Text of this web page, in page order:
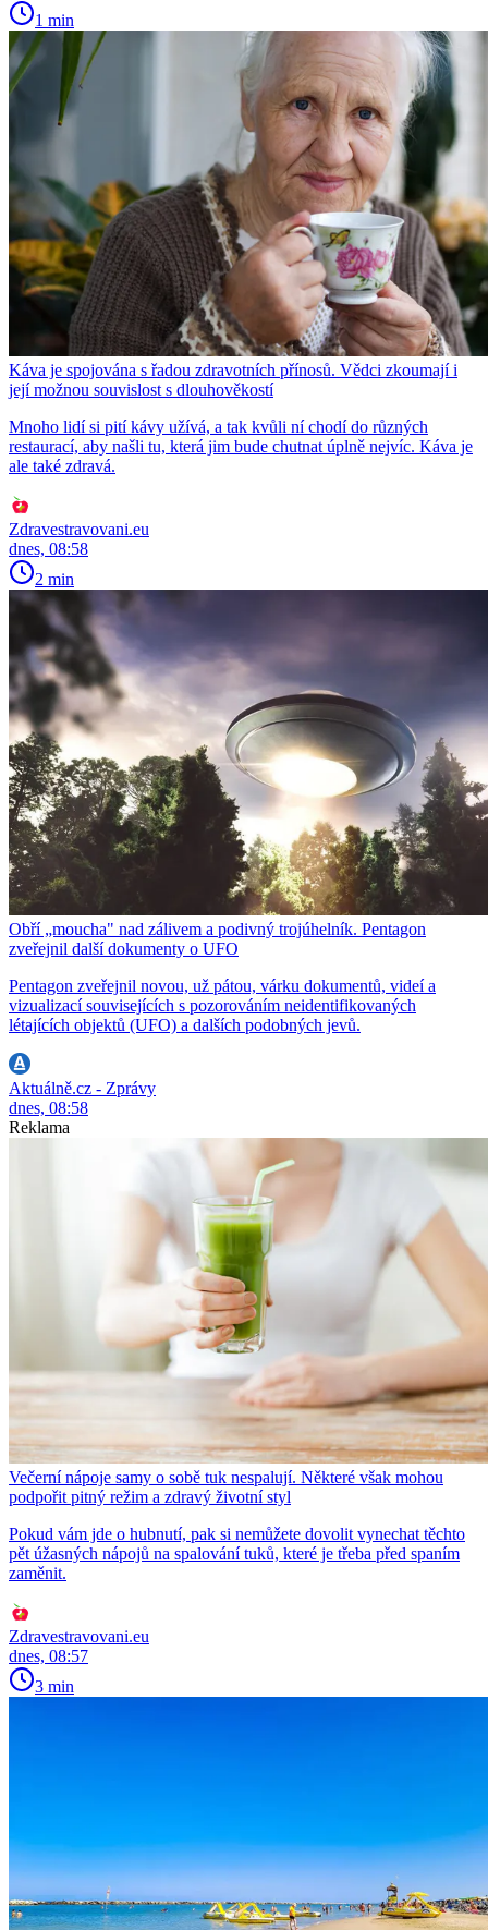
1 min
Káva je spojována s řadou zdravotních přínosů. Vědci zkoumají i
její možnou souvislost s dlouhověkostí
Mnoho lidí si pití kávy užívá, a tak kvůli ní chodí do různých
restaurací, aby našli tu, která jim bude chutnat úplně nejvíc. Káva je
ale také zdravá.
Zdravestravovani.eu
dnes, 08:58
2 min
Obří „moucha" nad zálivem a podivný trojúhelník. Pentagon
zveřejnil další dokumenty o UFO
Pentagon zveřejnil novou, už pátou, várku dokumentů, videí a
vizualizací souvisejících s pozorováním neidentifikovaných
létajících objektů (UFO) a dalších podobných jevů.
Aktuálně.cz - Zprávy
dnes, 08:58
Reklama
Večerní nápoje samy o sobě tuk nespalují. Některé však mohou
podpořit pitný režim a zdravý životní styl
Pokud vám jde o hubnutí, pak si nemůžete dovolit vynechat těchto
pět úžasných nápojů na spalování tuků, které je třeba před spaním
zaměnit.
Zdravestravovani.eu
dnes, 08:57
3 min